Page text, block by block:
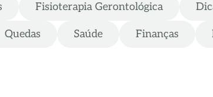
Fisioterapia Gerontológica
Quedas Saúde Finanças